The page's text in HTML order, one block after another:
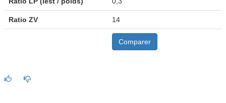
Ratio ZV 14
Comparer